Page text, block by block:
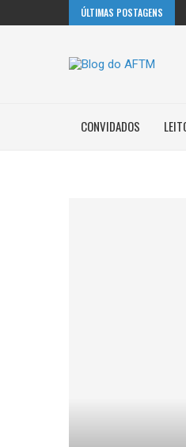
ÚLTIMAS POSTAGENS
CONVIDADOS